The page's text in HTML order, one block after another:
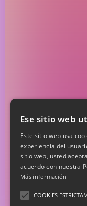
Ese sitio web
Este sitio web usa
experiencia del
sitio web, usted
acuerdo con nuestra
Más información
COOKIES